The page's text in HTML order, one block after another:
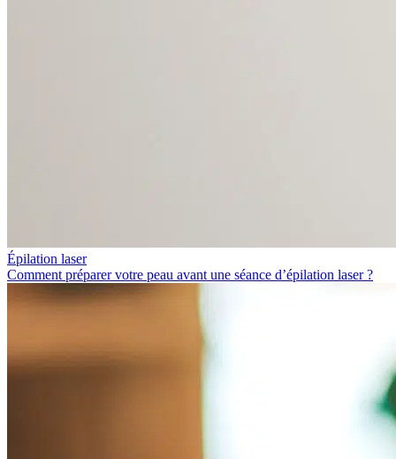
Épilation laser
Comment préparer votre peau avant une séance d’épilation laser ?